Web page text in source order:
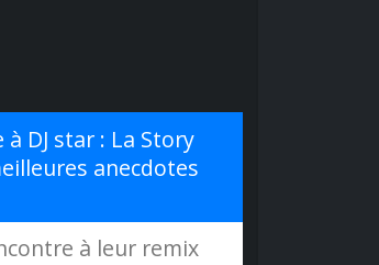
DJ star : La Story
anecdotes
à leur remix